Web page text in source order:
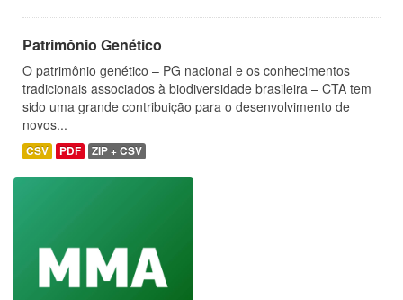
Patrimônio Genético
O patrimônio genético – PG nacional e os conhecimentos
tradicionais associados à biodiversidade brasileira – CTA tem
sido uma grande contribuição para o desenvolvimento de
novos...
CSV PDF ZIP + CSV